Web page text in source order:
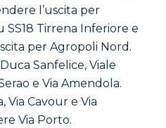
l’uscita per
SS18 Tirrena Inferiore e
per Agropoli Nord.
Sanfelice, Viale
e Via Amendola.
Via Cavour e Via
Via Porto.